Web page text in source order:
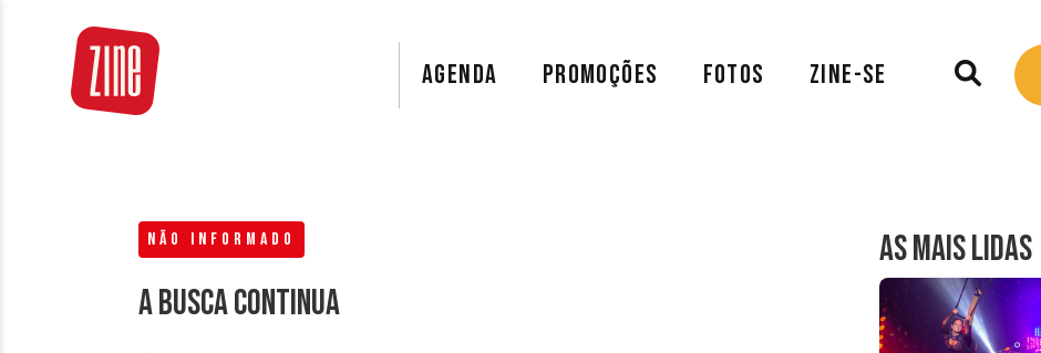
AGENDA PROMOÇÕES FOTOS ZINE-SE
NÃO INFORMADO
A busca continua
AS MAIS LIDAS